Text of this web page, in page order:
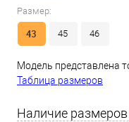
Размер:
43 45 46
Модель представлена
Таблица размеров
Наличие